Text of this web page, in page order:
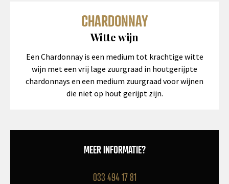
CHARDONNAY
Witte wijn
Een Chardonnay is een medium tot krachtige witte
wijn met een vrij lage zuurgraad in houtgerijpte
chardonnays en een medium zuurgraad voor wijnen
die niet op hout gerijpt zijn.
MEER INFORMATIE?
033 494 17 81